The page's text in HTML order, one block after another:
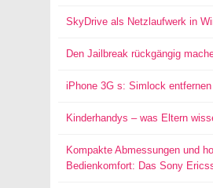
SkyDrive als Netzlaufwerk in
Den Jailbreak rückgängig
iPhone 3G s: Simlock entfernen
Kinderhandys – was Eltern
Kompakte Abmessungen und
Bedienkomfort: Das Sony